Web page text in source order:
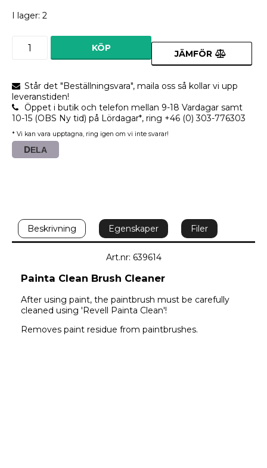
I lager: 2
KÖP
JÄMFÖR
Står det "Beställningsvara", maila oss så kollar vi upp
leveranstiden!
Öppet i butik och telefon mellan 9-18 Vardagar samt
10-15 (OBS Ny tid) på Lördagar*, ring +46 (0) 303-776303
* Vi kan vara upptagna, ring igen om vi inte svarar!
DELA
Beskrivning Egenskaper Filer
Art.nr: 639614
Painta Clean Brush Cleaner
After using paint, the paintbrush must be carefully
cleaned using 'Revell Painta Clean'!
Removes paint residue from paintbrushes.